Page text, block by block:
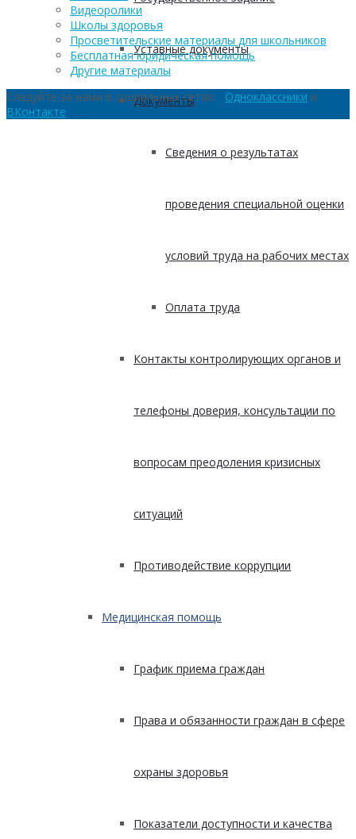
Уставные документы
Документы
Сведения о результатах
проведения специальной оценки
условий труда на рабочих местах
Оплата труда
Контакты контролирующих органов и
телефоны доверия, консультации по
вопросам преодоления кризисных
ситуаций
Противодействие коррупции
Медицинская помощь
График приема граждан
Права и обязанности граждан в сфере
охраны здоровья
Показатели доступности и качества
Видеоролики
Школы здоровья
Просветительские материалы для школьников
Бесплатная юридическая помощь
Другие материалы
Следуйте за нами в социальных сетях: Одноклассники и
ВКонтакте